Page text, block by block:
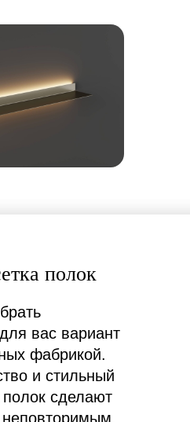
полок
вас вариант
фабрикой.
и стильный
сделают